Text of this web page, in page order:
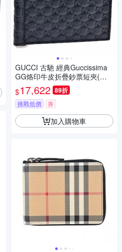
GUCCI 古馳 經典Guccissima
GG烙印牛皮折疊鈔票短夾(藍
色)
$17,622 89折
挑戰低價 券
加入購物車